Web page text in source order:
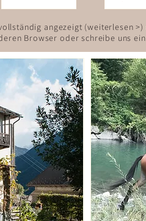
angezeigt (weiterlesen
Browser oder schreibe uns